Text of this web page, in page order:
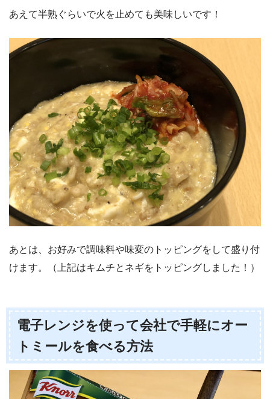
あえて半熟ぐらいで火を止めても美味しいです！
あとは、お好みで調味料や味変のトッピングをして盛り付
けます。（上記はキムチとネギをトッピングしました！）
電子レンジを使って会社で手軽にオー
トミールを食べる方法